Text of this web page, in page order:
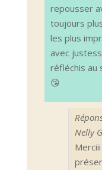
repousser
toujours
les plus
avec
réfléchis au
😘
Nelly